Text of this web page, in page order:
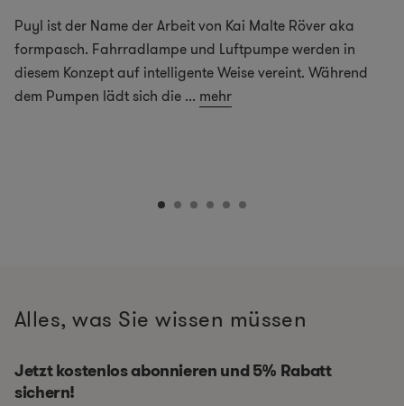
Puyl ist der Name der Arbeit von Kai Malte Röver aka
formpasch. Fahrradlampe und Luftpumpe werden in
diesem Konzept auf intelligente Weise vereint. Während
dem Pumpen lädt sich die ... mehr
Alles, was Sie wissen müssen
Jetzt kostenlos abonnieren und 5% Rabatt
sichern!